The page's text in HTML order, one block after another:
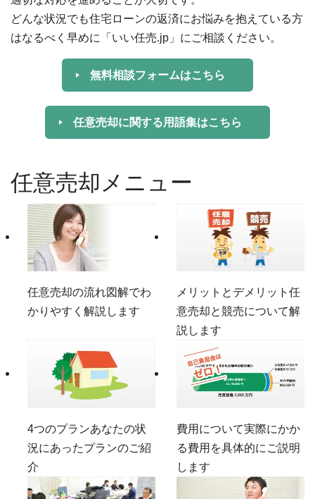
どんな状況でも住宅ローンの返済にお悩みを抱えている方
はなるべく早めに「いい任売.jp」にご相談ください。
無料相談フォームはこちら
任意売却に関する用語集はこちら
任意売却メニュー
任意売却の流れ図解でわ
かりやすく解説します
メリットとデメリット 任
意売却と競売について解
説します
4つのプランあなたの状
況にあったプランのご紹
介
費用について実際にかか
る費用を具体的にご説明
します